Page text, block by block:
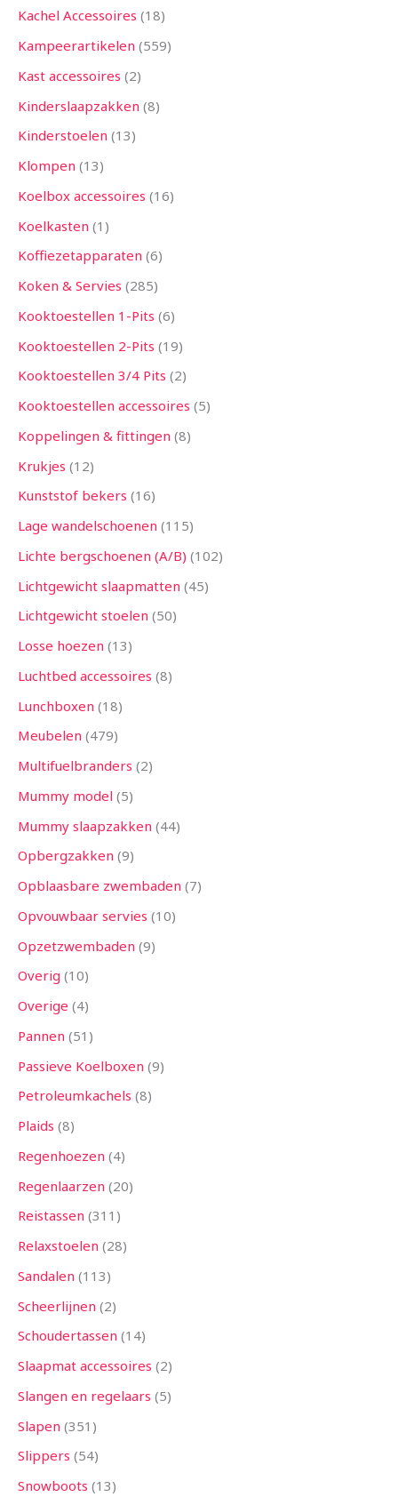
Kachel Accessoires 18
Kampeerartikelen 559
Kast accessoires 2
Kinderslaapzakken 8
Kinderstoelen 13
Klompen 13
Koelbox accessoires 16
Koelkasten 1
Koffiezetapparaten 6
Koken & Servies 285
Kooktoestellen 1-Pits 6
Kooktoestellen 2-Pits 19
Kooktoestellen 3/4 Pits 2
Kooktoestellen accessoires 5
Koppelingen & fittingen 8
Krukjes 12
Kunststof bekers 16
Lage wandelschoenen 115
Lichte bergschoenen (A/B) 102
Lichtgewicht slaapmatten 45
Lichtgewicht stoelen 50
Losse hoezen 13
Luchtbed accessoires 8
Lunchboxen 18
Meubelen 479
Multifuelbranders 2
Mummy model 5
Mummy slaapzakken 44
Opbergzakken 9
Opblaasbare zwembaden 7
Opvouwbaar servies 10
Opzetzwembaden 9
Overig 10
Overige 4
Pannen 51
Passieve Koelboxen 9
Petroleumkachels 8
Plaids 8
Regenhoezen 4
Regenlaarzen 20
Reistassen 311
Relaxstoelen 28
Sandalen 113
Scheerlijnen 2
Schoudertassen 14
Slaapmat accessoires 2
Slangen en regelaars 5
Slapen 351
Slippers 54
Snowboots 13